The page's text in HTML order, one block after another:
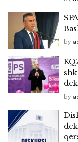
by
by